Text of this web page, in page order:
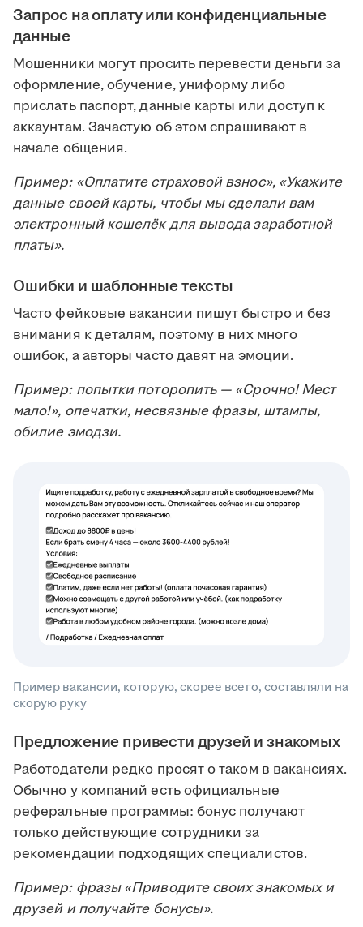
Запрос на оплату или конфиденциальные
данные
Мошенники могут просить перевести деньги за
оформление, обучение, униформу либо
прислать паспорт, данные карты или доступ к
аккаунтам. Зачастую об этом спрашивают в
начале общения.
Пример: «Оплатите страховой взнос», «Укажите
данные своей карты, чтобы мы сделали вам
электронный кошелёк для вывода заработной
платы».
Ошибки и шаблонные тексты
Часто фейковые вакансии пишут быстро и без
внимания к деталям, поэтому в них много
ошибок, а авторы часто давят на эмоции.
Пример: попытки поторопить — «Срочно! Мест
мало!», опечатки, несвязные фразы, штампы,
обилие эмодзи.
Пример вакансии, которую, скорее всего, составляли на
скорую руку
Предложение привести друзей и знакомых
Работодатели редко просят о таком в вакансиях.
Обычно у компаний есть официальные
реферальные программы: бонус получают
только действующие сотрудники за
рекомендации подходящих специалистов.
Пример: фразы «Приводите своих знакомых и
друзей и получайте бонусы».